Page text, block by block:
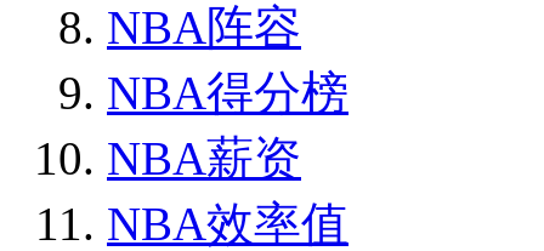
NBA阵容
NBA得分榜
NBA薪资
NBA效率值